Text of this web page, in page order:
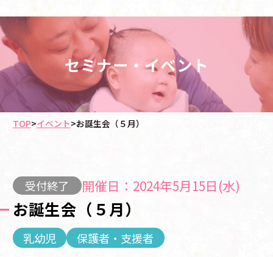
セミナー・イベント
TOP>イベント>お誕生会（５月）
受付終了 開催日：2024年5月15日(水)
お誕生会（５月）
乳幼児 保護者・支援者